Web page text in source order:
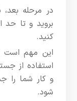
در مرحله
بروید و تا حد
کنید.
این مهم است
و کار شما را
شود.